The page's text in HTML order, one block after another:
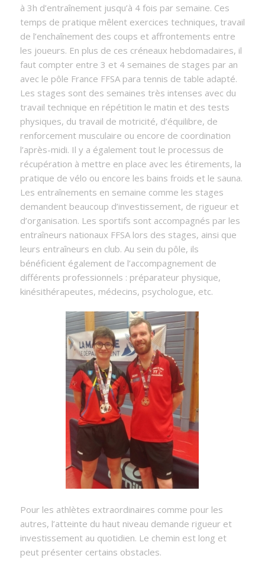
à 3h d’entraînement jusqu’à 4 fois par semaine. Ces
temps de pratique mêlent exercices techniques, travail
de l’enchaînement des coups et affrontements entre
les joueurs. En plus de ces créneaux hebdomadaires, il
faut compter entre 3 et 4 semaines de stages par an
avec le pôle France FFSA para tennis de table adapté.
Les stages sont des semaines très intenses avec du
travail technique en répétition le matin et des tests
physiques, du travail de motricité, d’équilibre, de
renforcement musculaire ou encore de coordination
l’après-midi. Il y a également tout le processus de
récupération à mettre en place avec les étirements, la
pratique de vélo ou encore les bains froids et le sauna.
Les entraînements en semaine comme les stages
demandent beaucoup d’investissement, de rigueur et
d’organisation. Les sportifs sont accompagnés par les
entraîneurs nationaux FFSA lors des stages, ainsi que
leurs entraîneurs en club. Au sein du pôle, ils
bénéficient également de l’accompagnement de
différents professionnels : préparateur physique,
kinésithérapeutes, médecins, psychologue, etc.
Pour les athlètes extraordinaires comme pour les
autres, l’atteinte du haut niveau demande rigueur et
investissement au quotidien. Le chemin est long et
peut présenter certains obstacles.